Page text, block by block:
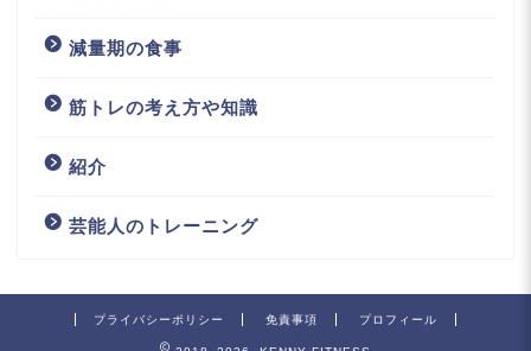
減量期の食事
筋トレの考え方や知識
紹介
芸能人のトレーニング
プライバシーポリシー 免責事項 プロフィール